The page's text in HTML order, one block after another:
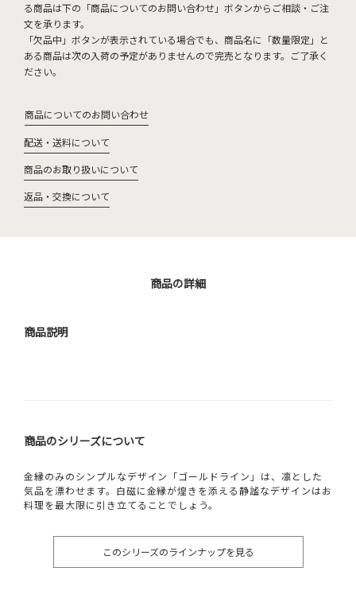
る商品は下の「商品についてのお問い合わせ」ボタンからご相談・ご注
文を承ります。
「欠品中」ボタンが表示されている場合でも、商品名に「数量限定」と
ある商品は次の入荷の予定がありませんので完売となります。ご了承く
ださい。
商品についてのお問い合わせ
配送・送料について
商品のお取り扱いについて
返品・交換について
商品の詳細
商品説明
商品のシリーズについて
金縁のみのシンプルなデザイン「ゴールドライン」は、凛とした
気品を漂わせます。白磁に金縁が煌きを添える静謐なデザインはお
料理を最大限に引き立てることでしょう。
このシリーズのラインナップを見る